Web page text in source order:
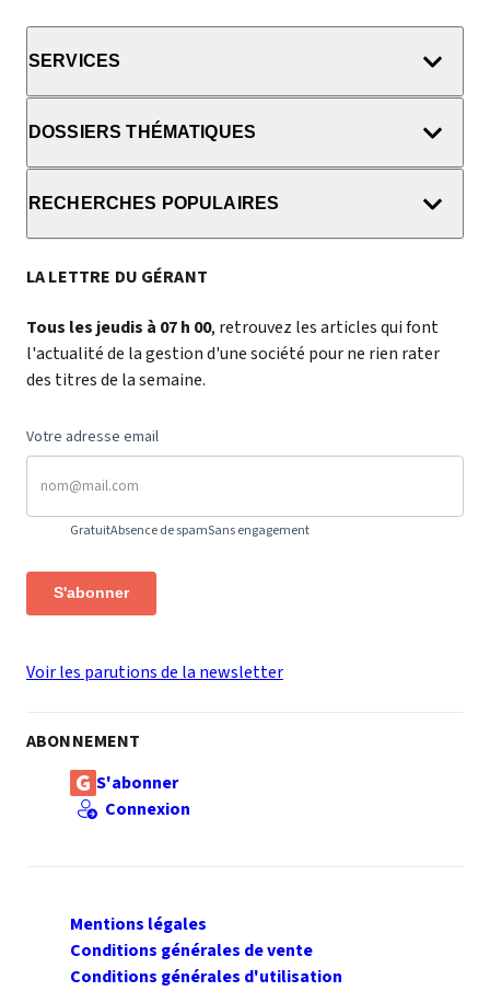
SERVICES
DOSSIERS THÉMATIQUES
RECHERCHES POPULAIRES
LA LETTRE DU GÉRANT
Tous les jeudis à 07 h 00, retrouvez les articles qui font
l'actualité de la gestion d'une société pour ne rien rater
des titres de la semaine.
Votre adresse email
GratuitAbsence de spamSans engagement
S'abonner
Voir les parutions de la newsletter
ABONNEMENT
S'abonner
Connexion
Mentions légales
Conditions générales de vente
Conditions générales d'utilisation